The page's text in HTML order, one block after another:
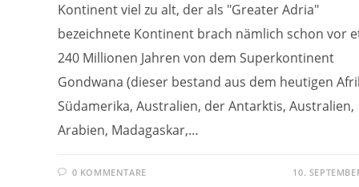
Kontinent viel zu alt, der als "Greater Adria"
bezeichnete Kontinent brach nämlich schon vor
240 Millionen Jahren von dem Superkontinent
Gondwana (dieser bestand aus dem heutigen
Südamerika, Australien, der Antarktis, Australien,
Arabien, Madagaskar,…
0 KOMMENTARE 10.